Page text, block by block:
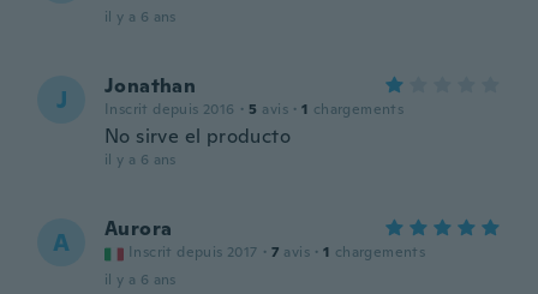
il y a 6 ans
J Jonathan
Inscrit depuis 2016 · 5 avis · 1 chargements
No sirve el producto
il y a 6 ans
A Aurora
Inscrit depuis 2017 · 7 avis · 1 chargements
il y a 6 ans